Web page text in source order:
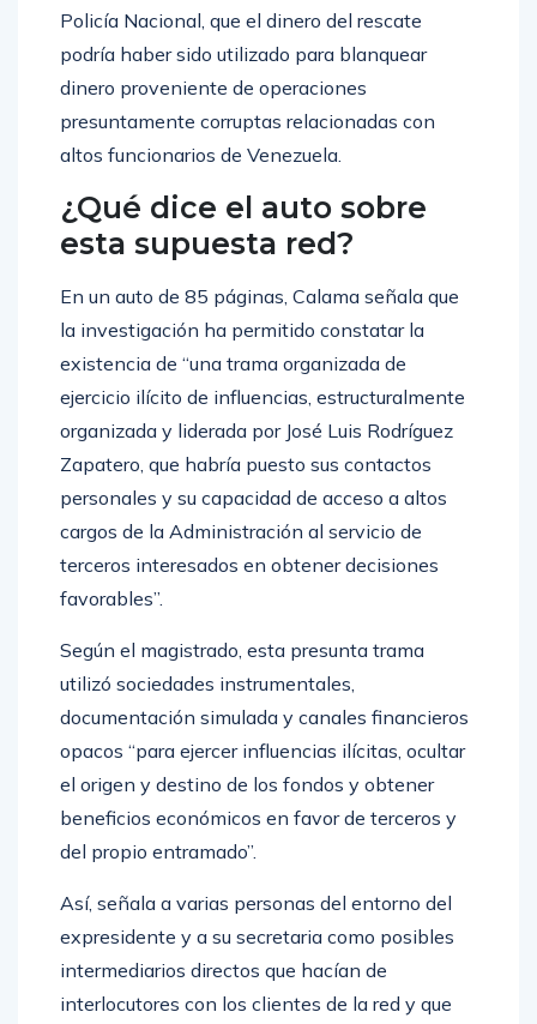
Policía Nacional, que el dinero del rescate
podría haber sido utilizado para blanquear
dinero proveniente de operaciones
presuntamente corruptas relacionadas con
altos funcionarios de Venezuela.
¿Qué dice el auto sobre
esta supuesta red?
En un auto de 85 páginas, Calama señala que
la investigación ha permitido constatar la
existencia de “una trama organizada de
ejercicio ilícito de influencias, estructuralmente
organizada y liderada por José Luis Rodríguez
Zapatero, que habría puesto sus contactos
personales y su capacidad de acceso a altos
cargos de la Administración al servicio de
terceros interesados en obtener decisiones
favorables”.
Según el magistrado, esta presunta trama
utilizó sociedades instrumentales,
documentación simulada y canales financieros
opacos “para ejercer influencias ilícitas, ocultar
el origen y destino de los fondos y obtener
beneficios económicos en favor de terceros y
del propio entramado”.
Así, señala a varias personas del entorno del
expresidente y a su secretaria como posibles
intermediarios directos que hacían de
interlocutores con los clientes de la red y que